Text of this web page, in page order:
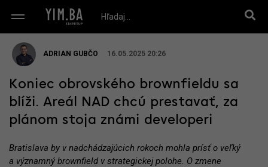
ADRIAN GUBČO 16.05.2025 20:26
Koniec obrovského brownfieldu sa
blíži. Areál NAD chcú prestavať, za
plánom stoja známi developeri
Bratislava by v nadchádzajúcich rokoch mohla prísť o veľký
a významný brownfield v strategickej polohe. O zmene